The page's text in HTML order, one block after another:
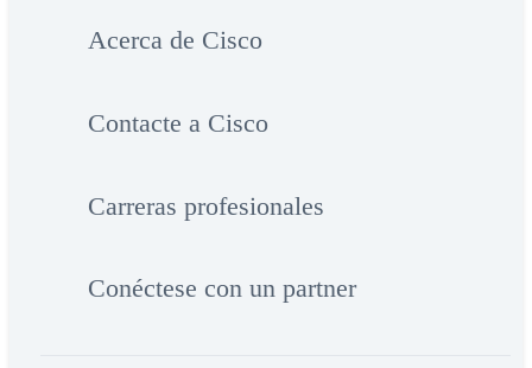
Acerca de Cisco
Contacte a Cisco
Carreras profesionales
Conéctese con un partner